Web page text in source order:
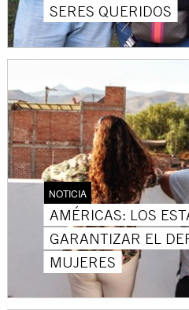
SERES QUERIDOS
NOTICIA
AMÉRICAS: LOS
GARANTIZAR EL
MUJERES